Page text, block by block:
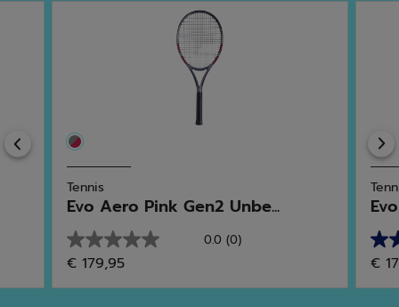
Previous
Tennis
Evo Aero Pink Gen2 Unbe...
0.0 (0)
0.0
von
5
€ 179,95
5.0
von
5
€